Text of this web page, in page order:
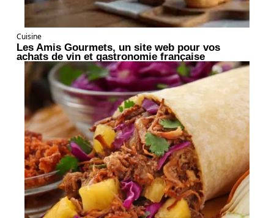
Cuisine
Les Amis Gourmets, un site web pour vos
achats de vin et gastronomie française